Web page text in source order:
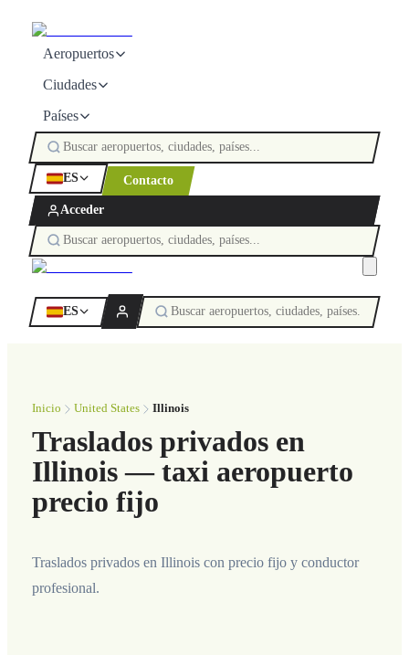
Aeropuertos
Ciudades
Países
ES Contacto
Acceder
ES
Inicio United States Illinois
Traslados privados en
Illinois — taxi aeropuerto
precio fijo
Traslados privados en Illinois con precio fijo y conductor
profesional.